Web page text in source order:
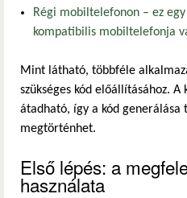
Régi mobiltelefonon – ez
kompatibilis mobiltelefonja
Mint látható, többféle
szükséges kód előállításához. A
átadható, így a kód generálása
megtörténhet.
Első lépés: a
használata